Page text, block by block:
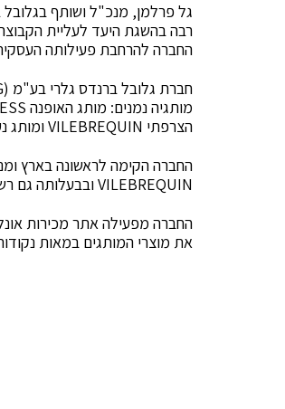
גל פרלמן, מנכ"ל ושותף
רבה בהשגת היעד לעליית
החברה להרחבת פעילותה
הצרפתי VILEBREQUIN ומותג נעלי האופנה/נוחות הצרפתי BAYTON המיוצר בספרד ועוד…
VILEBREQUIN ובבעלותה גם רשת חנויות המולטי-ברנד: G-CONCEPT STORE.
את מוצרי המותגים במאות